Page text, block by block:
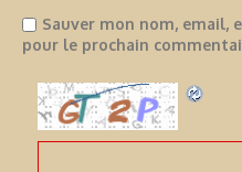
Sauver mon nom, email,
pour le prochain